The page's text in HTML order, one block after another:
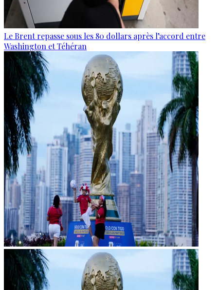
Le Brent repasse sous les 80 dollars après l’accord entre
Washington et Téhéran